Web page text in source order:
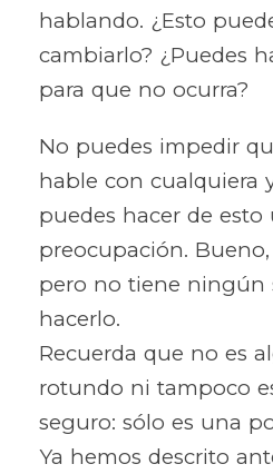
hablando. ¿Esto
cambiarlo? ¿Puedes
para que no ocurra?
No puedes impedir
hable con cualquiera
puedes hacer de esto
preocupación.
pero no tiene ningún
hacerlo.
Recuerda que no es
rotundo ni tampoco
seguro: sólo es una
Ya hemos descrito